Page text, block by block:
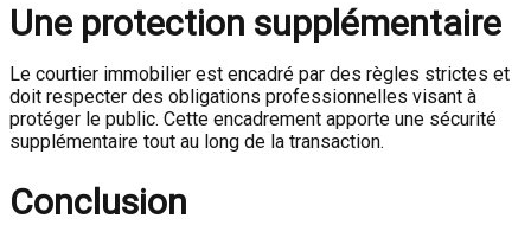
Une protection supplémentaire
Le courtier immobilier est encadré par des règles strictes et
doit respecter des obligations professionnelles visant à
protéger le public. Cette encadrement apporte une sécurité
supplémentaire tout au long de la transaction.
Conclusion